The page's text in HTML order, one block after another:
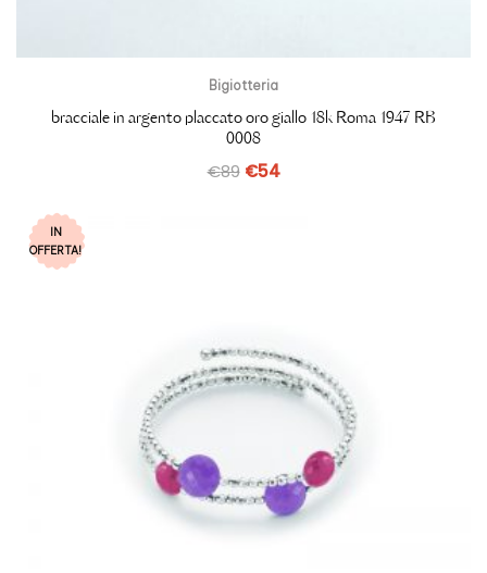
Bigiotteria
bracciale in argento placcato oro giallo 18k Roma 1947 RB
0008
€89 €54
IN
OFFERTA!